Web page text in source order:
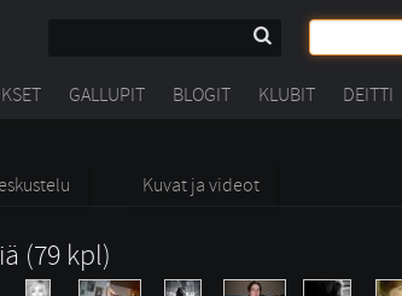
GALLUPIT BLOGIT KLUBIT DEITTI
Kuvat ja videot
(79 kpl)